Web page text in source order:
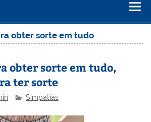
obter sorte em tudo
obter sorte em tudo,
ter sorte
Simpatias